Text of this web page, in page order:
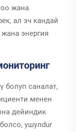
жана
ал эч кандай
энергия
болуп саналат,
менен
дейиндик
ушулdur